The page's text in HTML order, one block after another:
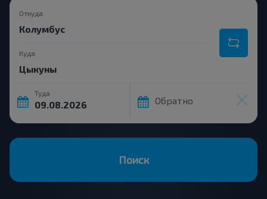
Откуда
Куда
Туда
Обратно
Поиск